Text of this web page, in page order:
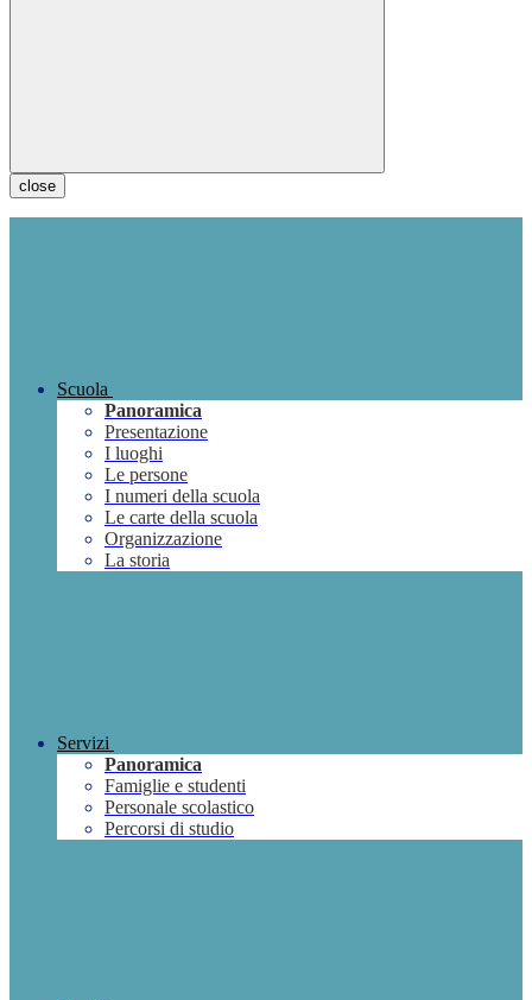
close
Scuola
Panoramica
Presentazione
I luoghi
Le persone
I numeri della scuola
Le carte della scuola
Organizzazione
La storia
Servizi
Panoramica
Famiglie e studenti
Personale scolastico
Percorsi di studio